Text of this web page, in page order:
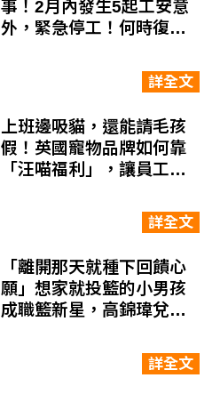
事！2月內發生5起工安意
外，緊急停工！何時復工?
詳全文
上班邊吸貓，還能請毛孩
假！英國寵物品牌如何靠
「汪喵福利」，讓員工不
詳全文
「離開那天就種下回饋心
願」想家就投籃的小男孩
成職籃新星，高錦瑋兌現
詳全文